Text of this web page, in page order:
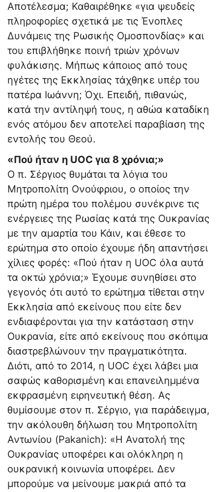
Αποτέλεσμα; Καθαιρέθηκε «για ψευδείς
πληροφορίες σχετικά με τις Ένοπλες
Δυνάμεις της Ρωσικής Ομοσπονδίας» και
του επιβλήθηκε ποινή τριών χρόνων
φυλάκισης. Μήπως κάποιος από τους
ηγέτες της Εκκλησίας τάχθηκε υπέρ του
πατέρα Ιωάννη; Όχι. Επειδή, πιθανώς,
κατά την αντίληψή τους, η αθώα καταδίκη
ενός ατόμου δεν αποτελεί παραβίαση της
εντολής του Θεού.
«Πού ήταν η UOC για 8 χρόνια;»
Ο π. Σέργιος θυμάται τα λόγια του
Μητροπολίτη Ονούφριου, ο οποίος την
πρώτη ημέρα του πολέμου συνέκρινε τις
ενέργειες της Ρωσίας κατά της Ουκρανίας
με την αμαρτία του Κάιν, και έθεσε το
ερώτημα στο οποίο έχουμε ήδη απαντήσει
χίλιες φορές: «Πού ήταν η UOC όλα αυτά
τα οκτώ χρόνια;» Έχουμε συνηθίσει στο
γεγονός ότι αυτό το ερώτημα τίθεται στην
Εκκλησία από εκείνους που είτε δεν
ενδιαφέρονται για την κατάσταση στην
Ουκρανία, είτε από εκείνους που σκόπιμα
διαστρεβλώνουν την πραγματικότητα.
Διότι, από το 2014, η UOC έχει λάβει μια
σαφώς καθορισμένη και επανειλημμένα
εκφρασμένη ειρηνευτική θέση. Ας
θυμίσουμε στον π. Σέργιο, για παράδειγμα,
την ακόλουθη δήλωση του Μητροπολίτη
Αντωνίου (Pakanich): «Η Ανατολή της
Ουκρανίας υποφέρει και ολόκληρη η
ουκρανική κοινωνία υποφέρει. Δεν
μπορούμε να μείνουμε μακριά από τα